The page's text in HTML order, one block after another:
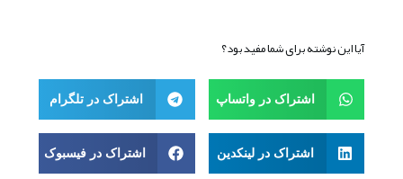
آیا این نوشته برای شما مفید بود؟
اشتراک در واتساپ اشتراک در تلگرام
اشتراک در لینکدین اشتراک در فیسبوک